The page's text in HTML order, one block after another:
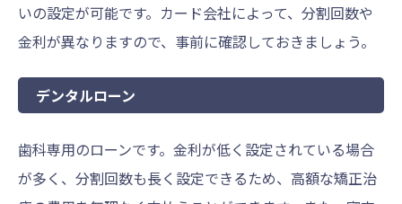
いの設定が可能です。カード会社によって、分割回数や
金利が異なりますので、事前に確認しておきましょう。
デンタルローン
歯科専用のローンです。金利が低く設定されている場合
が多く、分割回数も長く設定できるため、高額な矯正治